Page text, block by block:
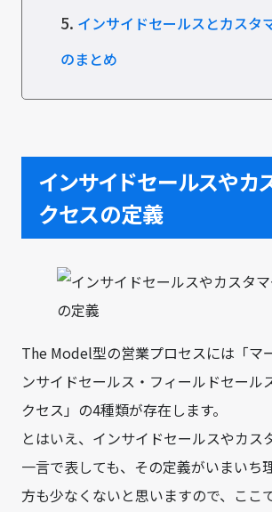
5. インサイドセールスとカスタ
のまとめ
インサイドセールスやカ
クセスの定義
The Model型の営業プロセスには「マ
ンサイドセールス・フィールドセール
クセス」の4種類が存在します。
とはいえ、インサイドセールスやカス
一言で表しても、その定義がいまいち
方も少なくないと思いますので、ここ